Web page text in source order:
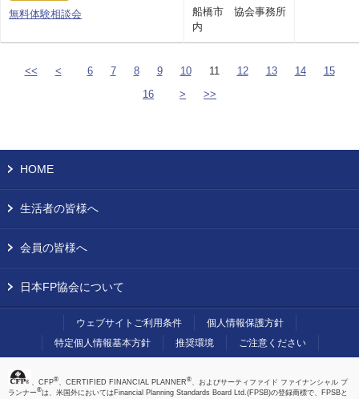
無料体験相談会
船橋市 協会事務所
内
<< < 6 7 8 9 10 11 12 13 14
15
16
> >>
HOME
生活者の皆様へ
会員の皆様へ
日本FP協会について
ウェブサイトご利用条件
個人情報保護方針
特定個人情報基本方針
推奨環境 ご注意ください
、CFP®、CERTIFIED FINANCIAL PLANNER®、およびサーティファイド ファイナンシャル プ
ランナー®は、米国外においてはFinancial Planning Standards Board Ltd.(FPSB)の登録商標で、FPSBと